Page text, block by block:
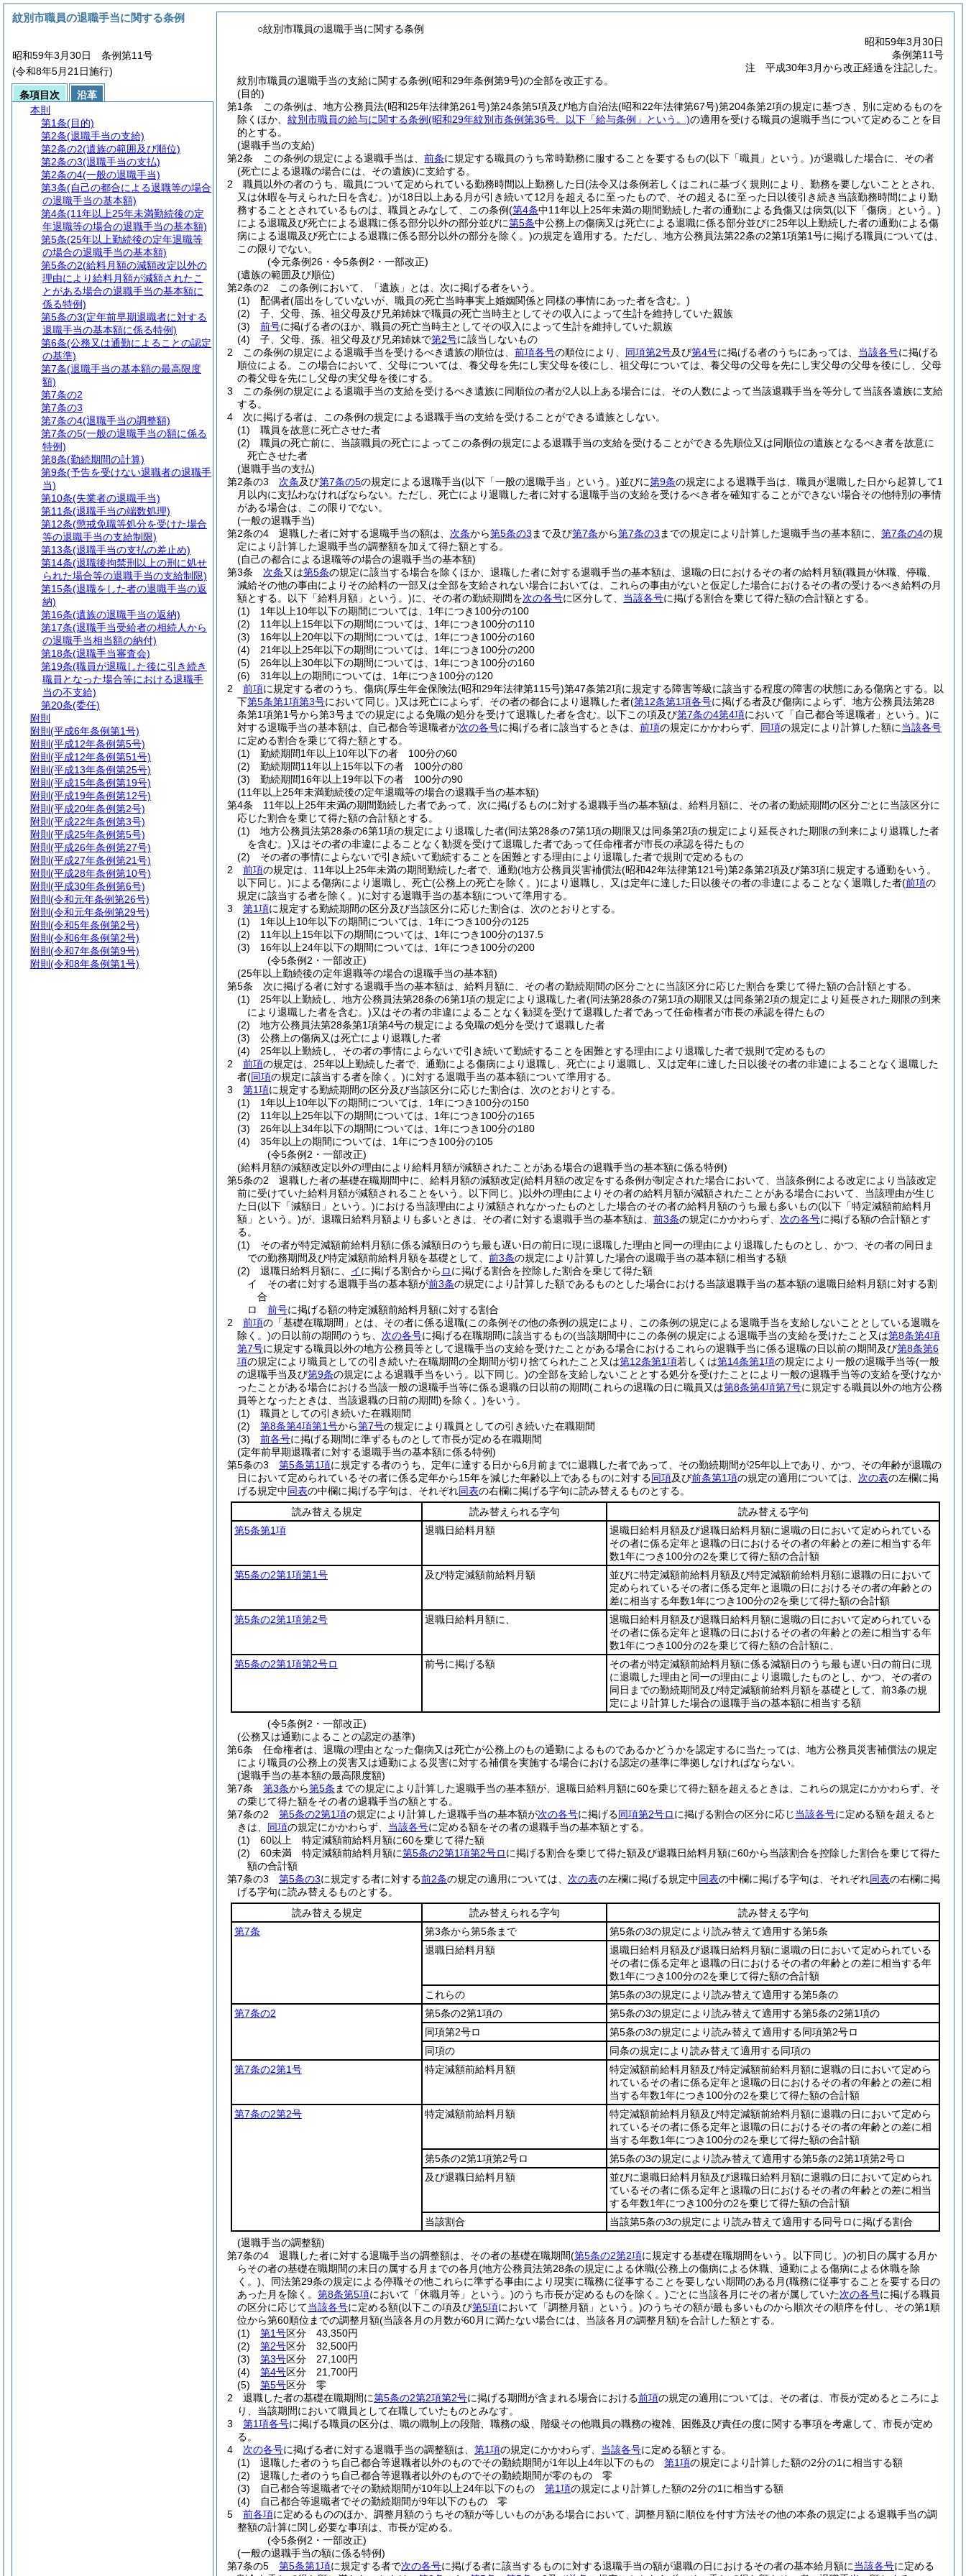
○紋別市職員の退職手当に関する条例
昭和59年3月30日
条例第11号
注 平成30年3月から改正経過を注記した。
紋別市職員の退職手当の支給に関する条例(昭和29年条例第9号)の全部を改正する。
(目的)
第1条
この条例は、地方公務員法(昭和25年法律第261号)第24条第5項及び地方自治法(昭和22年法律第67号)第204条第2項の規定に基づき、別に定めるものを
除くほか、 紋別市職員の給与に関する条例(昭和29年紋別市条例第36号。以下「給与条例」という。)の適用を受ける職員の退職手当について定めることを目
的とする。
(退職手当の支給)
第2条
この条例の規定による退職手当は、 前条に規定する職員のうち常時勤務に服することを要するもの(以下「職員」という。)が退職した場合に、その者
(死亡による退職の場合には、その遺族)に支給する。
2
職員以外の者のうち、職員について定められている勤務時間以上勤務した日(法令又は条例若しくはこれに基づく規則により、勤務を要しないこととされ、
又は休暇を与えられた日を含む。)が18日以上ある月が引き続いて12月を超えるに至ったもので、その超えるに至った日以後引き続き当該勤務時間により勤
務することとされているものは、職員とみなして、この条例(第4条中11年以上25年未満の期間勤続した者の通勤による負傷又は病気(以下「傷病」という。)
による退職及び死亡による退職に係る部分以外の部分並びに第5条中公務上の傷病又は死亡による退職に係る部分並びに25年以上勤続した者の通勤による傷
病による退職及び死亡による退職に係る部分以外の部分を除く。)の規定を適用する。 ただし、地方公務員法第22条の2第1項第1号に掲げる職員については、
この限りでない。
(令元条例26・令5条例2・一部改正)
(遺族の範囲及び順位)
第2条の2
この条例において、「遺族」とは、次に掲げる者をいう。
(1)
配偶者(届出をしていないが、職員の死亡当時事実上婚姻関係と同様の事情にあった者を含む。)
(2)
子、父母、孫、祖父母及び兄弟姉妹で職員の死亡当時主としてその収入によって生計を維持していた親族
(3)
前号に掲げる者のほか、職員の死亡当時主としてその収入によって生計を維持していた親族
(4)
子、父母、孫、祖父母及び兄弟姉妹で第2号に該当しないもの
2
この条例の規定による退職手当を受けるべき遺族の順位は、 前項各号の順位により、 同項第2号及び第4号に掲げる者のうちにあっては、 当該各号に掲げる
順位による。
この場合において、父母については、養父母を先にし実父母を後にし、祖父母については、養父母の父母を先にし実父母の父母を後にし、父母
の養父母を先にし父母の実父母を後にする。
3
この条例の規定による退職手当の支給を受けるべき遺族に同順位の者が2人以上ある場合には、その人数によって当該退職手当を等分して当該各遺族に支給
する。
4
次に掲げる者は、この条例の規定による退職手当の支給を受けることができる遺族としない。
(1)
職員を故意に死亡させた者
(2)
職員の死亡前に、当該職員の死亡によってこの条例の規定による退職手当の支給を受けることができる先順位又は同順位の遺族となるべき者を故意に
死亡させた者
(退職手当の支払)
第2条の3
次条及び第7条の5の規定による退職手当(以下「一般の退職手当」という。)並びに第9条の規定による退職手当は、職員が退職した日から起算して1
月以内に支払わなければならない。 ただし、死亡により退職した者に対する退職手当の支給を受けるべき者を確知することができない場合その他特別の事情
がある場合は、この限りでない。
(一般の退職手当)
第2条の4
退職した者に対する退職手当の額は、 次条から第5条の3 まで及び第7条から第7条の3 までの規定により計算した退職手当の基本額に、 第7条の4の規
定により計算した退職手当の調整額を加えて得た額とする。
(自己の都合による退職等の場合の退職手当の基本額)
第3条
次条又は第5条の規定に該当する場合を除くほか、退職した者に対する退職手当の基本額は、退職の日におけるその者の給料月額(職員が休職、停職、
減給その他の事由によりその給料の一部又は全部を支給されない場合においては、これらの事由がないと仮定した場合におけるその者の受けるべき給料の月
額とする。以下「給料月額」という。)に、その者の勤続期間を次の各号に区分して、 当該各号に掲げる割合を乗じて得た額の合計額とする。
(1)
1年以上10年以下の期間については、1年につき100分の100
(2)
11年以上15年以下の期間については、1年につき100分の110
(3)
16年以上20年以下の期間については、1年につき100分の160
(4)
21年以上25年以下の期間については、1年につき100分の200
(5)
26年以上30年以下の期間については、1年につき100分の160
(6)
31年以上の期間については、1年につき100分の120
2
前項に規定する者のうち、傷病(厚生年金保険法(昭和29年法律第115号)第47条第2項に規定する障害等級に該当する程度の障害の状態にある傷病とする。以
下第5条第1項第3号において同じ。)又は死亡によらず、その者の都合により退職した者(第12条第1項各号に掲げる者及び傷病によらず、地方公務員法第28
条第1項第1号から第3号までの規定による免職の処分を受けて退職した者を含む。以下この項及び第7条の4第4項において「自己都合等退職者」という。)に
対する退職手当の基本額は、自己都合等退職者が次の各号に掲げる者に該当するときは、 前項の規定にかかわらず、 同項の規定により計算した額に当該各号
に定める割合を乗じて得た額とする。
(1)
勤続期間1年以上10年以下の者 100分の60
(2)
勤続期間11年以上15年以下の者 100分の80
(3)
勤続期間16年以上19年以下の者 100分の90
(11年以上25年未満勤続後の定年退職等の場合の退職手当の基本額)
第4条
11年以上25年未満の期間勤続した者であって、次に掲げるものに対する退職手当の基本額は、給料月額に、その者の勤続期間の区分ごとに当該区分に
応じた割合を乗じて得た額の合計額とする。
(1)
地方公務員法第28条の6第1項の規定により退職した者(同法第28条の7第1項の期限又は同条第2項の規定により延長された期限の到来により退職した者
を含む。)又はその者の非違によることなく勧奨を受けて退職した者であって任命権者が市長の承認を得たもの
(2)
その者の事情によらないで引き続いて勤続することを困難とする理由により退職した者で規則で定めるもの
2
前項の規定は、11年以上25年未満の期間勤続した者で、通勤(地方公務員災害補償法(昭和42年法律第121号)第2条第2項及び第3項に規定する通勤をいう。
以下同じ。)による傷病により退職し、死亡(公務上の死亡を除く。)により退職し、又は定年に達した日以後その者の非違によることなく退職した者(前項の
規定に該当する者を除く。)に対する退職手当の基本額について準用する。
3
第1項に規定する勤続期間の区分及び当該区分に応じた割合は、次のとおりとする。
(1)
1年以上10年以下の期間については、1年につき100分の125
(2)
11年以上15年以下の期間については、1年につき100分の137.5
(3)
16年以上24年以下の期間については、1年につき100分の200
(令5条例2・一部改正)
(25年以上勤続後の定年退職等の場合の退職手当の基本額)
第5条
次に掲げる者に対する退職手当の基本額は、給料月額に、その者の勤続期間の区分ごとに当該区分に応じた割合を乗じて得た額の合計額とする。
(1)
25年以上勤続し、地方公務員法第28条の6第1項の規定により退職した者(同法第28条の7第1項の期限又は同条第2項の規定により延長された期限の到来
により退職した者を含む。)又はその者の非違によることなく勧奨を受けて退職した者であって任命権者が市長の承認を得たもの
(2)
地方公務員法第28条第1項第4号の規定による免職の処分を受けて退職した者
(3)
公務上の傷病又は死亡により退職した者
(4)
25年以上勤続し、その者の事情によらないで引き続いて勤続することを困難とする理由により退職した者で規則で定めるもの
2
前項の規定は、25年以上勤続した者で、通勤による傷病により退職し、死亡により退職し、又は定年に達した日以後その者の非違によることなく退職した
者(同項の規定に該当する者を除く。)に対する退職手当の基本額について準用する。
3
第1項に規定する勤続期間の区分及び当該区分に応じた割合は、次のとおりとする。
(1)
1年以上10年以下の期間については、1年につき100分の150
(2)
11年以上25年以下の期間については、1年につき100分の165
(3)
26年以上34年以下の期間については、1年につき100分の180
(4)
35年以上の期間については、1年につき100分の105
(令5条例2・一部改正)
(給料月額の減額改定以外の理由により給料月額が減額されたことがある場合の退職手当の基本額に係る特例)
第5条の2
退職した者の基礎在職期間中に、給料月額の減額改定(給料月額の改定をする条例が制定された場合において、当該条例による改定により当該改定
前に受けていた給料月額が減額されることをいう。以下同じ。)以外の理由によりその者の給料月額が減額されたことがある場合において、当該理由が生じ
た日(以下「減額日」という。)における当該理由により減額されなかったものとした場合のその者の給料月額のうち最も多いもの(以下「特定減額前給料月
額」という。)が、退職日給料月額よりも多いときは、その者に対する退職手当の基本額は、 前3条の規定にかかわらず、 次の各号に掲げる額の合計額とす
る。
(1)
その者が特定減額前給料月額に係る減額日のうち最も遅い日の前日に現に退職した理由と同一の理由により退職したものとし、かつ、その者の同日ま
での勤務期間及び特定減額前給料月額を基礎として、 前3条の規定により計算した場合の退職手当の基本額に相当する額
(2)
退職日給料月額に、 イに掲げる割合から ロに掲げる割合を控除した割合を乗じて得た額
イ
その者に対する退職手当の基本額が前3条の規定により計算した額であるものとした場合における当該退職手当の基本額の退職日給料月額に対する割
合
ロ
前号に掲げる額の特定減額前給料月額に対する割合
2
前項の「基礎在職期間」とは、その者に係る退職(この条例その他の条例の規定により、この条例の規定による退職手当を支給しないこととしている退職を
除く。)の日以前の期間のうち、 次の各号に掲げる在職期間に該当するもの(当該期間中にこの条例の規定による退職手当の支給を受けたこと又は第8条第4項
第7号に規定する職員以外の地方公務員等として退職手当の支給を受けたことがある場合におけるこれらの退職手当に係る退職の日以前の期間及び第8条第6
項の規定により職員としての引き続いた在職期間の全期間が切り捨てられたこと又は第12条第1項若しくは第14条第1項の規定により一般の退職手当等(一般
の退職手当及び第9条の規定による退職手当をいう。以下同じ。)の全部を支給しないこととする処分を受けたことにより一般の退職手当等の支給を受けなか
ったことがある場合における当該一般の退職手当等に係る退職の日以前の期間(これらの退職の日に職員又は第8条第4項第7号に規定する職員以外の地方公務
員等となったときは、当該退職の日前の期間)を除く。)をいう。
(1)
職員としての引き続いた在職期間
(2)
第8条第4項第1号から第7号の規定により職員としての引き続いた在職期間
(3)
前各号に掲げる期間に準ずるものとして市長が定める在職期間
(定年前早期退職者に対する退職手当の基本額に係る特例)
第5条の3
第5条第1項に規定する者のうち、定年に達する日から6月前までに退職した者であって、その勤続期間が25年以上であり、かつ、その年齢が退職の
日において定められているその者に係る定年から15年を減じた年齢以上であるものに対する同項及び前条第1項の規定の適用については、 次の表の左欄に掲
げる規定中同表の中欄に掲げる字句は、それぞれ同表の右欄に掲げる字句に読み替えるものとする。
読み替える規定
読み替えられる字句
読み替える字句
第5条第1項
退職日給料月額
退職日給料月額及び退職日給料月額に退職の日において定められている
その者に係る定年と退職の日におけるその者の年齢との差に相当する年
数1年につき100分の2を乗じて得た額の合計額
第5条の2第1項第1号
及び特定減額前給料月額
並びに特定減額前給料月額及び特定減額前給料月額に退職の日において
定められているその者に係る定年と退職の日におけるその者の年齢との
差に相当する年数1年につき100分の2を乗じて得た額の合計額
第5条の2第1項第2号
退職日給料月額に、
退職日給料月額及び退職日給料月額に退職の日において定められている
その者に係る定年と退職の日におけるその者の年齢との差に相当する年
数1年につき100分の2を乗じて得た額の合計額に、
第5条の2第1項第2号ロ
前号に掲げる額
その者が特定減額前給料月額に係る減額日のうち最も遅い日の前日に現
に退職した理由と同一の理由により退職したものとし、かつ、その者の
同日までの勤続期間及び特定減額前給料月額を基礎として、前3条の規
定により計算した場合の退職手当の基本額に相当する額
(令5条例2・一部改正)
(公務又は通勤によることの認定の基準)
第6条
任命権者は、退職の理由となった傷病又は死亡が公務上のもの通勤によるものであるかどうかを認定するに当たっては、地方公務員災害補償法の規定
により職員の公務上の災害又は通勤による災害に対する補償を実施する場合における認定の基準に準拠しなければならない。
(退職手当の基本額の最高限度額)
第7条
第3条から第5条 までの規定により計算した退職手当の基本額が、退職日給料月額に60を乗じて得た額を超えるときは、これらの規定にかかわらず、そ
の乗じて得た額をその者の退職手当の額とする。
第7条の2
第5条の2第1項の規定により計算した退職手当の基本額が次の各号に掲げる同項第2号ロに掲げる割合の区分に応じ当該各号に定める額を超えると
きは、 同項の規定にかかわらず、 当該各号に定める額をその者の退職手当の基本額とする。
(1)
60以上 特定減額前給料月額に60を乗じて得た額
(2)
60未満 特定減額前給料月額に第5条の2第1項第2号ロに掲げる割合を乗じて得た額及び退職日給料月額に60から当該割合を控除した割合を乗じて得た
額の合計額
第7条の3
第5条の3に規定する者に対する前2条の規定の適用については、 次の表の左欄に掲げる規定中同表の中欄に掲げる字句は、それぞれ同表の右欄に掲
げる字句に読み替えるものとする。
読み替える規定
読み替えられる字句
読み替える字句
第7条
第3条から第5条まで
第5条の3の規定により読み替えて適用する第5条
退職日給料月額
退職日給料月額及び退職日給料月額に退職の日において定められている
その者に係る定年と退職の日におけるその者の年齢との差に相当する年
数1年につき100分の2を乗じて得た額の合計額
これらの
第5条の3の規定により読み替えて適用する第5条の
第7条の2
第5条の2第1項の
第5条の3の規定により読み替えて適用する第5条の2第1項の
同項第2号ロ
第5条の3の規定により読み替えて適用する同項第2号ロ
同項の
同条の規定により読み替えて適用する同項の
第7条の2第1号
特定減額前給料月額
特定減額前給料月額及び特定減額前給料月額に退職の日において定めら
れているその者に係る定年と退職の日におけるその者の年齢との差に相
当する年数1年につき100分の2を乗じて得た額の合計額
第7条の2第2号
特定減額前給料月額
特定減額前給料月額及び特定減額前給料月額に退職の日において定めら
れているその者に係る定年と退職の日におけるその者の年齢との差に相
当する年数1年につき100分の2を乗じて得た額の合計額
第5条の2第1項第2号ロ
第5条の3の規定により読み替えて適用する第5条の2第1項第2号ロ
及び退職日給料月額
並びに退職日給料月額及び退職日給料月額に退職の日において定められ
ているその者に係る定年と退職の日におけるその者の年齢との差に相当
する年数1年につき100分の2を乗じて得た額の合計額
当該割合
当該第5条の3の規定により読み替えて適用する同号ロに掲げる割合
(退職手当の調整額)
第7条の4
退職した者に対する退職手当の調整額は、その者の基礎在職期間(第5条の2第2項に規定する基礎在職期間をいう。以下同じ。)の初日の属する月か
らその者の基礎在職期間の末日の属する月までの各月(地方公務員法第28条の規定による休職(公務上の傷病による休職、通勤による傷病による休職を除
く。) 、同法第29条の規定による停職その他これらに準ずる事由により現実に職務に従事することを要しない期間のある月(職務に従事することを要する日の
あった月を除く。 第8条第5項において「休職月等」という。)のうち市長が定めるものを除く。)ごとに当該各月にその者が属していた次の各号に掲げる職員
の区分に応じて当該各号に定める額(以下この項及び第5項において「調整月額」という。)のうちその額が最も多いものから順次その順序を付し、その第1順
位から第60順位までの調整月額(当該各月の月数が60月に満たない場合には、当該各月の調整月額)を合計した額とする。
(1)
第1号区分 43,350円
(2)
第2号区分 32,500円
(3)
第3号区分 27,100円
(4)
第4号区分 21,700円
(5)
第5号区分 零
2
退職した者の基礎在職期間に第5条の2第2項第2号に掲げる期間が含まれる場合における前項の規定の適用については、その者は、市長が定めるところによ
り、当該期間において職員として在職していたものとみなす。
3
第1項各号に掲げる職員の区分は、職の職制上の段階、職務の級、階級その他職員の職務の複雑、困難及び責任の度に関する事項を考慮して、市長が定め
る。
4
次の各号に掲げる者に対する退職手当の調整額は、 第1項の規定にかかわらず、 当該各号に定める額とする。
(1)
退職した者のうち自己都合等退職者以外のものでその勤続期間が1年以上4年以下のもの 第1項の規定により計算した額の2分の1に相当する額
(2)
退職した者のうち自己都合等退職者以外のものでその勤続期間が零のもの 零
(3)
自己都合等退職者でその勤続期間が10年以上24年以下のもの 第1項の規定により計算した額の2分の1に相当する額
(4)
自己都合等退職者でその勤続期間が9年以下のもの 零
5
前各項に定めるもののほか、調整月額のうちその額が等しいものがある場合において、調整月額に順位を付す方法その他の本条の規定による退職手当の調
整額の計算に関し必要な事項は、市長が定める。
(令5条例2・一部改正)
(一般の退職手当の額に係る特例)
第7条の5
第5条第1項に規定する者で次の各号に掲げる者に該当するものに対する退職手当の額が退職の日におけるその者の基本給月額に当該各号に定める
紋別市職員の退職手当に関する条例
昭和59年3月30日 条例第11号
(令和8年5月21日施行)
条項目次
沿革
本則
第1条(目的)
第2条(退職手当の支給)
第2条の2(遺族の範囲及び順位)
第2条の3(退職手当の支払)
第2条の4(一般の退職手当)
第3条(自己の都合による退職等の場合
の退職手当の基本額)
第4条(11年以上25年未満勤続後の定
年退職等の場合の退職手当の基本額)
第5条(25年以上勤続後の定年退職等
の場合の退職手当の基本額)
第5条の2(給料月額の減額改定以外の
理由により給料月額が減額されたこ
とがある場合の退職手当の基本額に
係る特例)
第5条の3(定年前早期退職者に対する
退職手当の基本額に係る特例)
第6条(公務又は通勤によることの認定
の基準)
第7条(退職手当の基本額の最高限度
額)
第7条の2
第7条の3
第7条の4(退職手当の調整額)
第7条の5(一般の退職手当の額に係る
特例)
第8条(勤続期間の計算)
第9条(予告を受けない退職者の退職手
当)
第10条(失業者の退職手当)
第11条(退職手当の端数処理)
第12条(懲戒免職等処分を受けた場合
等の退職手当の支給制限)
第13条(退職手当の支払の差止め)
第14条(退職後拘禁刑以上の刑に処せ
られた場合等の退職手当の支給制限)
第15条(退職をした者の退職手当の返
納)
第16条(遺族の退職手当の返納)
第17条(退職手当受給者の相続人から
の退職手当相当額の納付)
第18条(退職手当審査会)
第19条(職員が退職した後に引き続き
職員となった場合等における退職手
当の不支給)
第20条(委任)
附則
附則 (平成6年条例第1号)
附則 (平成12年条例第5号)
附則 (平成12年条例第51号)
附則 (平成13年条例第25号)
附則 (平成15年条例第19号)
附則 (平成19年条例第12号)
附則 (平成20年条例第2号)
附則 (平成22年条例第3号)
附則 (平成25年条例第5号)
附則 (平成26年条例第27号)
附則 (平成27年条例第21号)
附則 (平成28年条例第10号)
附則 (平成30年条例第6号)
附則 (令和元年条例第26号)
附則 (令和元年条例第29号)
附則 (令和5年条例第2号)
附則 (令和6年条例第2号)
附則 (令和7年条例第9号)
附則 (令和8年条例第1号)